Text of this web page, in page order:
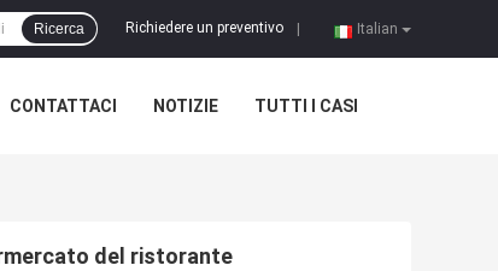
Italian
Richiedere un preventivo
Ricerca
CONTATTACI NOTIZIE TUTTI I CASI
del ristorante